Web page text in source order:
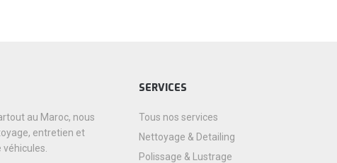
au Maroc, nous
entretien et
SERVICES
Tous nos services
Nettoyage & Detailing
Polissage & Lustrage